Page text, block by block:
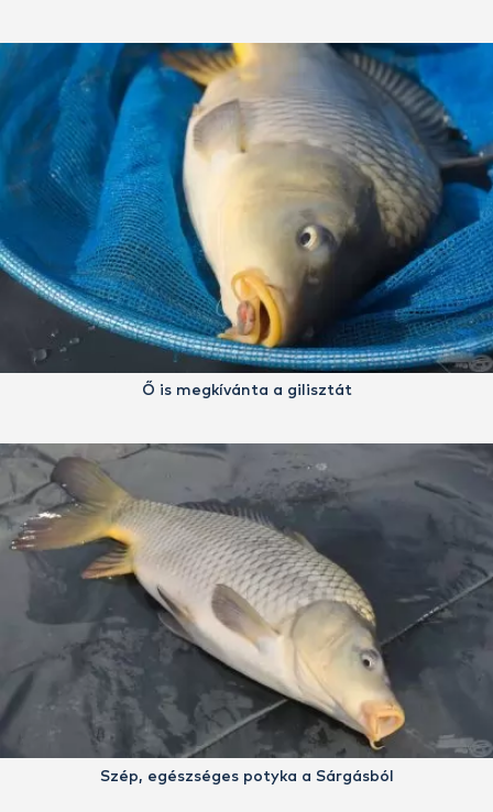
Ő is megkívánta a gilisztát
Szép, egészséges potyka a Sárgásból